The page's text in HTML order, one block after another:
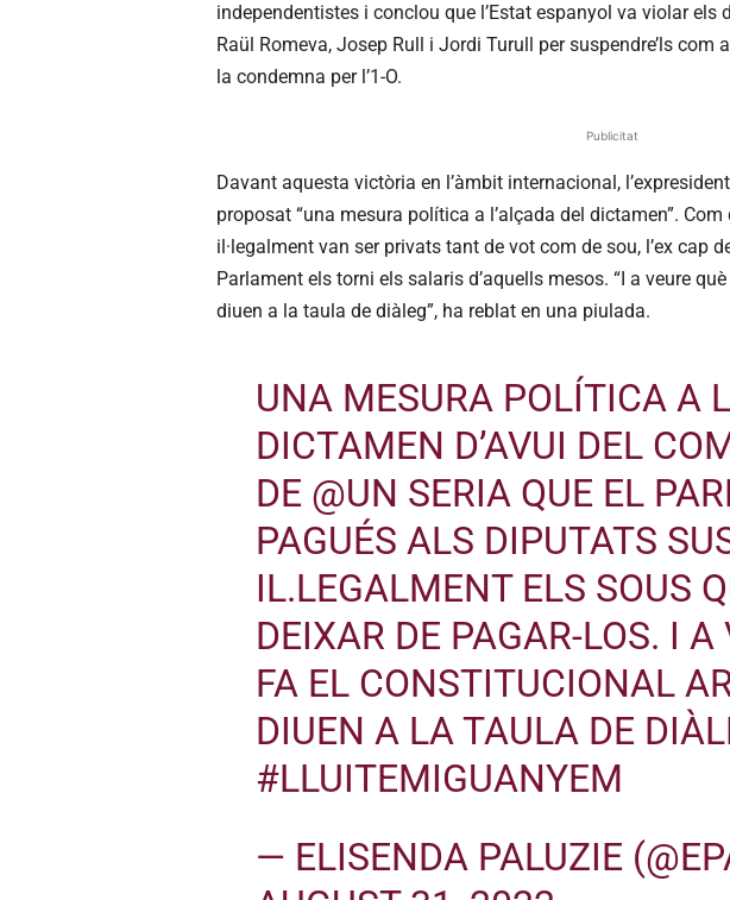
independentistes i conclou que l’Estat espanyol va violar els
Raül Romeva, Josep Rull i Jordi Turull per suspendre’ls
la condemna per l’1-O.
Publicitat
Davant aquesta victòria en l’àmbit internacional,
proposat “una mesura política a l’alçada del dictamen”.
il·legalment van ser privats tant de vot com de sou, l’ex cap
Parlament els torni els salaris d’aquells mesos. “I a veure
diuen a la taula de diàleg”, ha reblat en una piulada.
UNA MESURA POLÍTICA A
DICTAMEN D’AVUI DEL
DE @UN SERIA QUE EL
PAGUÉS ALS DIPUTATS
IL.LEGALMENT ELS SOUS
DEIXAR DE PAGAR-LOS. I A
FA EL CONSTITUCIONAL
DIUEN A LA TAULA DE
#LLUITEMIGUANYEM
— ELISENDA PALUZIE